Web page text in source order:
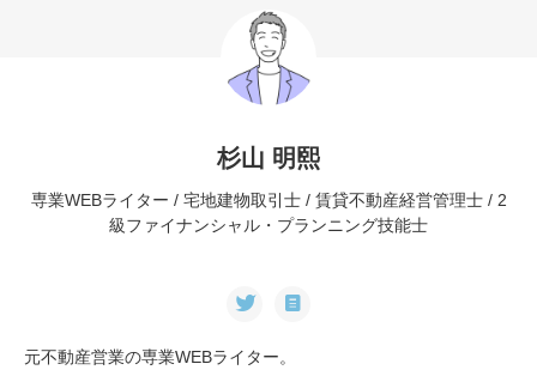
杉山 明熙
専業WEBライター / 宅地建物取引士 / 賃貸不動産経営管理士 / 2
級ファイナンシャル・プランニング技能士
元不動産営業の専業WEBライター。